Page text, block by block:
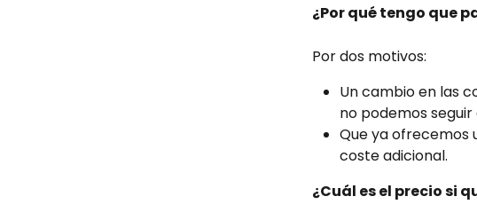
¿Por qué tengo que
Por dos motivos:
Un cambio en las
no podemos seguir
Que ya ofrecemos
coste adicional.
¿Cuál es el precio si